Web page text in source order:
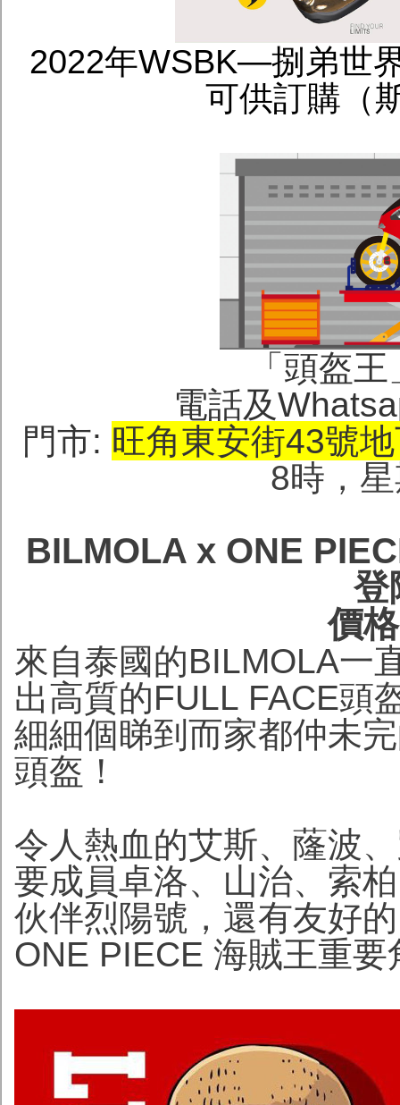
2022年WSBK—捌弟世
可供訂購（
「頭盔
電話及
門市: 旺角東安街43號
8時，
BILMOLA x ONE
登
價
來自泰國的BILMOLA一
出高質的FULL FACE頭
細細個睇到而家都仲未
頭盔！
令人熱血的艾斯、蕯波
要成員卓洛、山治、索
伙伴烈陽號，還有友好
ONE PIECE 海賊王重